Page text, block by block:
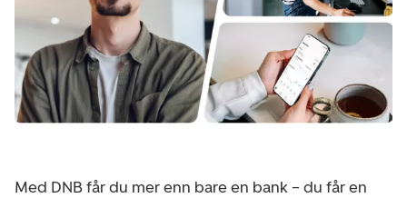
Med DNB får du mer enn bare en bank – du får en